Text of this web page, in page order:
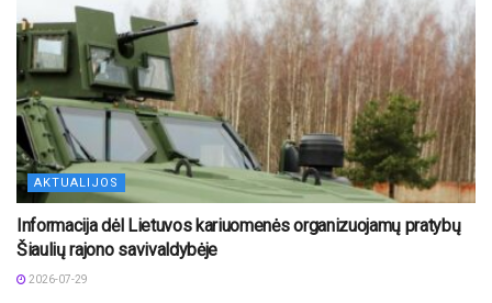
AKTUALIJOS
Informacija dėl Lietuvos kariuomenės organizuojamų pratybų
Šiaulių rajono savivaldybėje
2026-07-29